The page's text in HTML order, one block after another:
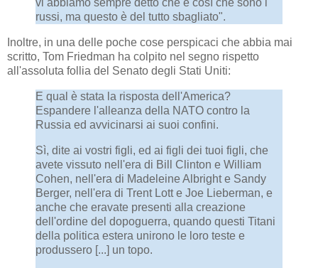
vi abbiamo sempre detto che è così che sono i
russi, ma questo è del tutto sbagliato".
Inoltre, in una delle poche cose perspicaci che abbia mai
scritto, Tom Friedman ha colpito nel segno rispetto
all'assoluta follia del Senato degli Stati Uniti:
E qual è stata la risposta dell'America?
Espandere l'alleanza della NATO contro la
Russia ed avvicinarsi ai suoi confini.
Sì, dite ai vostri figli, ed ai figli dei tuoi figli, che
avete vissuto nell'era di Bill Clinton e William
Cohen, nell'era di Madeleine Albright e Sandy
Berger, nell'era di Trent Lott e Joe Lieberman, e
anche che eravate presenti alla creazione
dell'ordine del dopoguerra, quando questi Titani
della politica estera unirono le loro teste e
produssero [...] un topo.